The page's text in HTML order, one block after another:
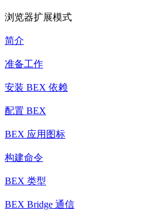
浏览器扩展模式
简介
准备工作
安装 BEX 依赖
配置 BEX
BEX 应用图标
构建命令
BEX 类型
BEX Bridge 通信